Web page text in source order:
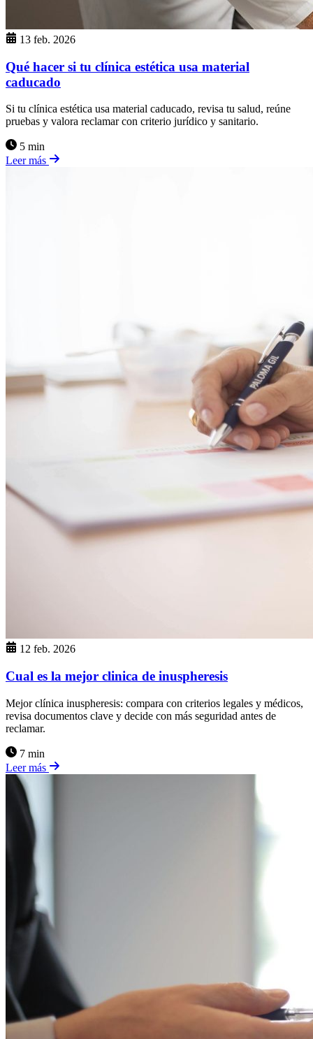
13 feb. 2026
Qué hacer si tu clínica estética usa material
caducado
Si tu clínica estética usa material caducado, revisa tu salud, reúne
pruebas y valora reclamar con criterio jurídico y sanitario.
5 min
Leer más
12 feb. 2026
Cual es la mejor clinica de inuspheresis
Mejor clínica inuspheresis: compara con criterios legales y médicos,
revisa documentos clave y decide con más seguridad antes de
reclamar.
7 min
Leer más